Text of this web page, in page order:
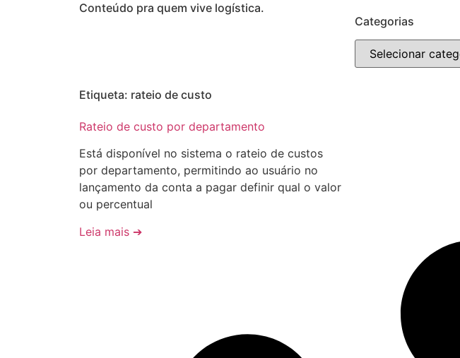
Conteúdo pra quem vive logística.
Categorias
Etiqueta: rateio de custo
Rateio de custo por departamento
Está disponível no sistema o rateio de custos
por departamento, permitindo ao usuário no
lançamento da conta a pagar definir qual o valor
ou percentual
Leia mais ➔